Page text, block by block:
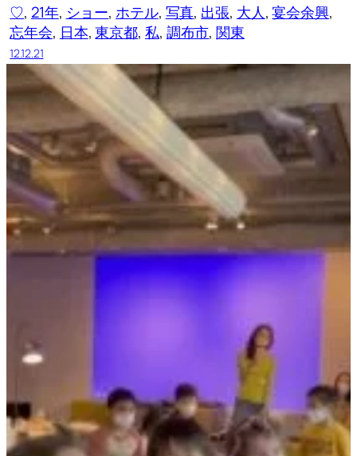
♡, 21年, ショー, ホテル, 写真, 出張, 大人, 宴会余興
忘年会, 日本, 東京都, 私, 調布市, 関東
12.12.21